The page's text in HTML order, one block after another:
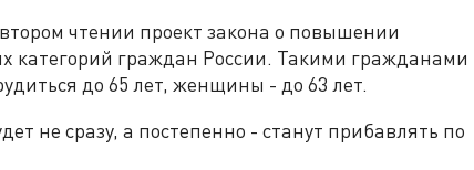
чтении проект закона о повышении
категорий граждан России. Такими гражданами
до 65 лет, женщины - до 63 лет.
не сразу, а постепенно - станут прибавлять по